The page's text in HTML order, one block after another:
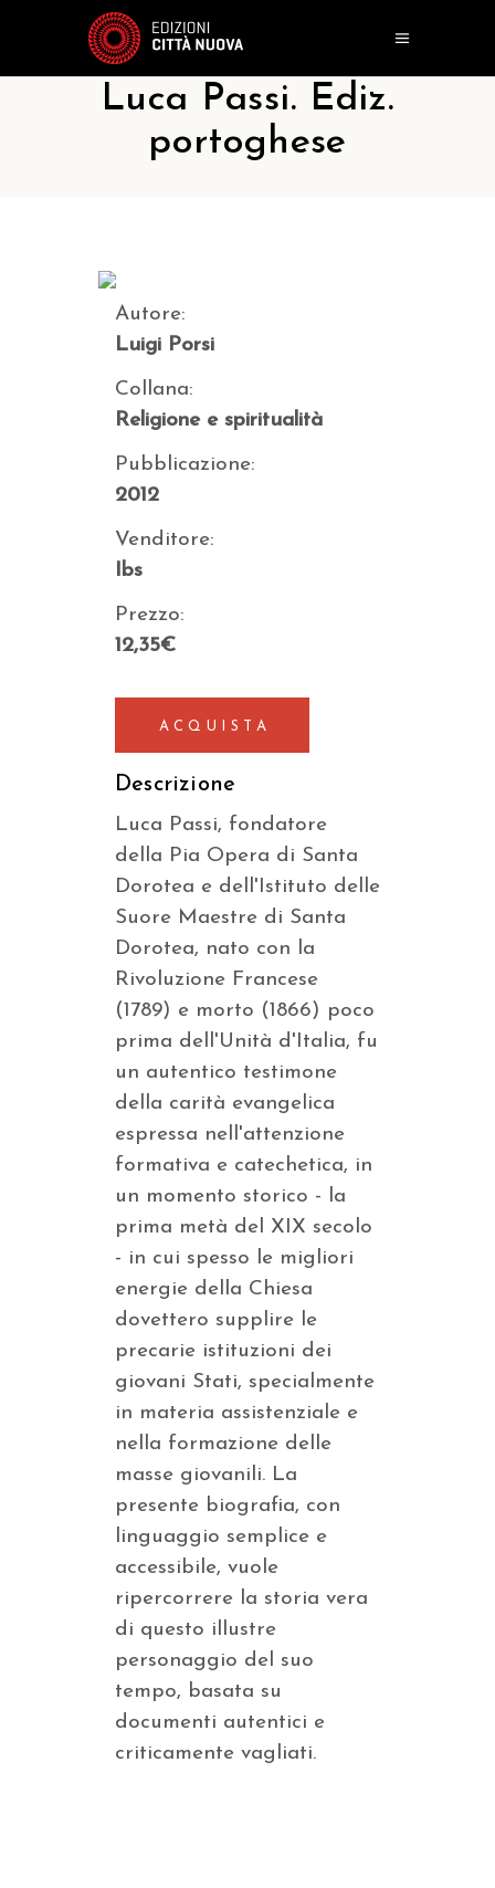
Luca Passi. Ediz.
portoghese
Autore:
Luigi Porsi
Collana:
Religione e spiritualità
Pubblicazione:
2012
Venditore:
Ibs
Prezzo:
12,35€
ACQUISTA
Descrizione
Luca Passi, fondatore
della Pia Opera di Santa
Dorotea e dell'Istituto delle
Suore Maestre di Santa
Dorotea, nato con la
Rivoluzione Francese
(1789) e morto (1866) poco
prima dell'Unità d'Italia, fu
un autentico testimone
della carità evangelica
espressa nell'attenzione
formativa e catechetica, in
un momento storico - la
prima metà del XIX secolo
- in cui spesso le migliori
energie della Chiesa
dovettero supplire le
precarie istituzioni dei
giovani Stati, specialmente
in materia assistenziale e
nella formazione delle
masse giovanili. La
presente biografia, con
linguaggio semplice e
accessibile, vuole
ripercorrere la storia vera
di questo illustre
personaggio del suo
tempo, basata su
documenti autentici e
criticamente vagliati.